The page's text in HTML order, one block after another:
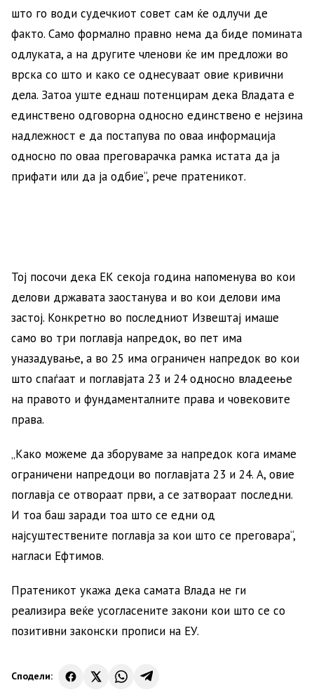
што го води судечкиот совет сам ќе одлучи де
факто. Само формално правно нема да биде помината
одлуката, а на другите членови ќе им предложи во
врска со што и како се однесуваат овие кривични
дела. Затоа уште еднаш потенцирам дека Владата е
единствено одговорна односно единствено е нејзина
надлежност е да постапува по оваа информација
односно по оваа преговарачка рамка истата да ја
прифати или да ја одбие“, рече пратеникот.
Тој посочи дека ЕК секоја година напоменува во кои
делови државата заостанува и во кои делови има
застој. Конкретно во последниот Извештај имаше
само во три поглавја напредок, во пет има
уназадување, а во 25 има ограничен напредок во кои
што спаѓаат и поглавјата 23 и 24 односно владеење
на правото и фундаменталните права и човековите
права.
„Како можеме да зборуваме за напредок кога имаме
ограничени напредоци во поглавјата 23 и 24. А, овие
поглавја се отвораат први, а се затвораат последни.
И тоа баш заради тоа што се едни од
најсуштествените поглавја за кои што се преговара“,
нагласи Ефтимов.
Пратеникот укажа дека самата Влада не ги
реализира веќе усогласените закони кои што се со
позитивни законски прописи на ЕУ.
Сподели: